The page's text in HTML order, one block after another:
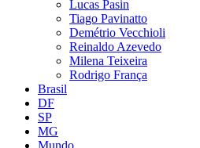
Lucas Pasin
Tiago Pavinatto
Demétrio Vecchioli
Reinaldo Azevedo
Milena Teixeira
Rodrigo França
Brasil
DF
SP
MG
Mundo